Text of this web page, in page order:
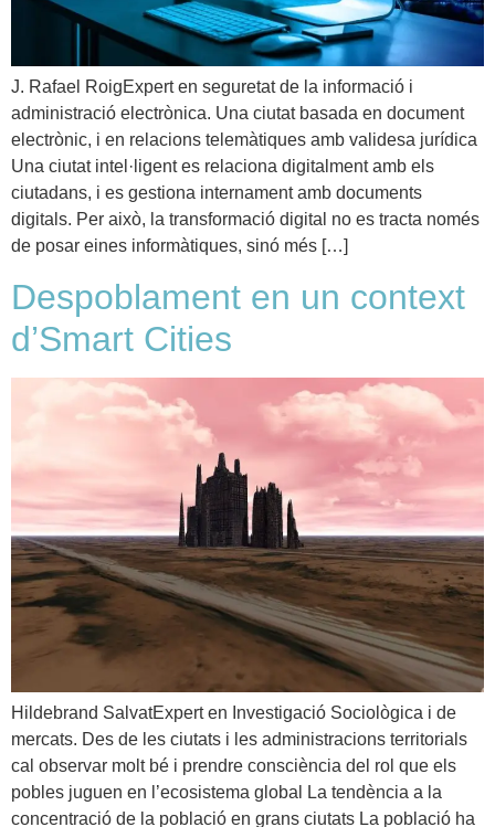
J. Rafael RoigExpert en seguretat de la informació i
administració electrònica. Una ciutat basada en document
electrònic, i en relacions telemàtiques amb validesa jurídica
Una ciutat intel·ligent es relaciona digitalment amb els
ciutadans, i es gestiona internament amb documents
digitals. Per això, la transformació digital no es tracta només
de posar eines informàtiques, sinó més […]
Despoblament en un context
d’Smart Cities
Hildebrand SalvatExpert en Investigació Sociològica i de
mercats. Des de les ciutats i les administracions territorials
cal observar molt bé i prendre consciència del rol que els
pobles juguen en l’ecosistema global La tendència a la
concentració de la població en grans ciutats La població ha